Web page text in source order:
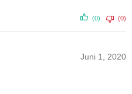
(0) (0)
Juni 1, 2020